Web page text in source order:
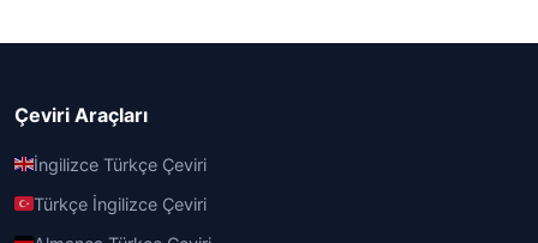
Çeviri Araçları
İngilizce Türkçe Çeviri
Türkçe İngilizce Çeviri